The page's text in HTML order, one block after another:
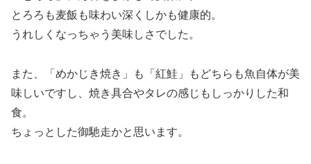
とろろも麦飯も味わい深くしかも健康的。
うれしくなっちゃう美味しさでした。
また、「めかじき焼き」も「紅鮭」もどちらも魚自体が美
味しいですし、焼き具合やタレの感じもしっかりした和
食。
ちょっとした御馳走かと思います。